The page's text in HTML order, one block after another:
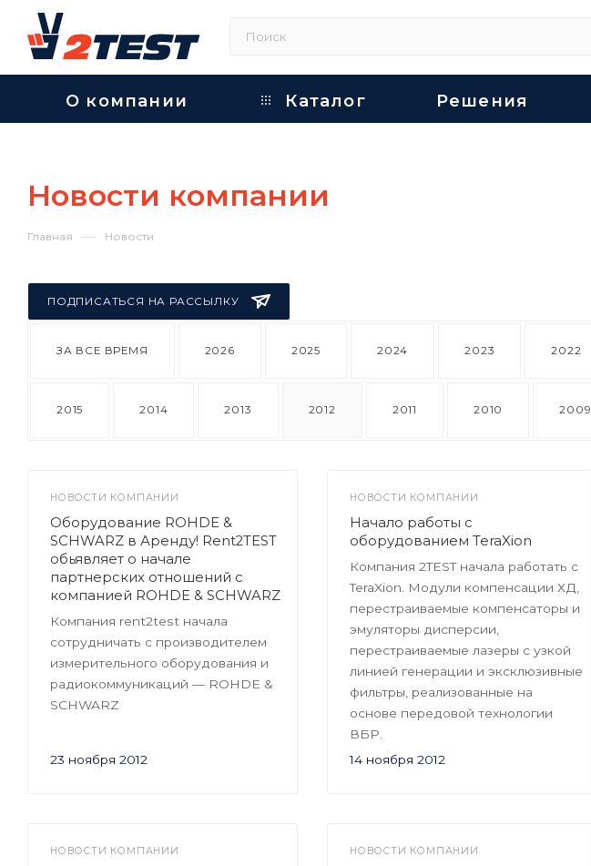
О компании Каталог Решения
Новости компании
Главная — Новости
ПОДПИСАТЬСЯ НА РАССЫЛКУ
ЗА ВСЕ ВРЕМЯ 2026 2025 2024 2023 2022
2015 2014 2013 2012 2011 2010 2009
НОВОСТИ КОМПАНИИ
23 ноября 2012
Оборудование ROHDE &
SCHWARZ в Аренду! Rent2TEST
обьявляет о начале
партнерских отношений с
компанией ROHDE & SCHWARZ
Компания rent2test начала
сотрудничать с производителем
измерительного оборудования и
радиокоммуникаций — ROHDE &
SCHWARZ
НОВОСТИ КОМПАНИИ
14 ноября 2012
Начало работы с
оборудованием TeraXion
Компания 2TEST начала работать с
TeraXion. Модули компенсации ХД,
перестраиваемые компенсаторы и
эмуляторы дисперсии,
перестраиваемые лазеры с узкой
линией генерации и эксклюзивные
фильтры, реализованные на
основе передовой технологии
ВБР.
НОВОСТИ КОМПАНИИ НОВОСТИ КОМПАНИИ